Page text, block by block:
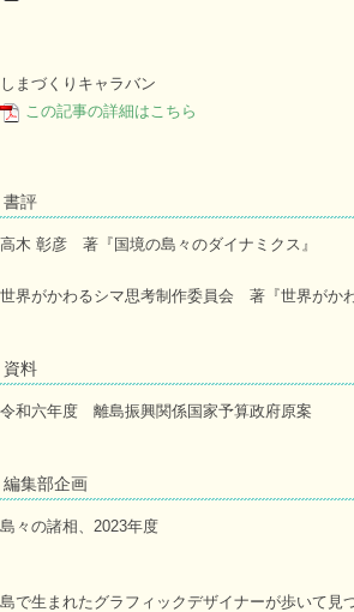
しまづくりキャラバン
この記事の詳細はこちら
書評
高木 彰彦 著『国境の島々のダイナミクス』
世界がかわるシマ思考制作委員会 著『世界がか
資料
令和六年度 離島振興関係国家予算政府原案
編集部企画
島々の諸相、2023年度
島で生まれたグラフィックデザイナーが歩いて見